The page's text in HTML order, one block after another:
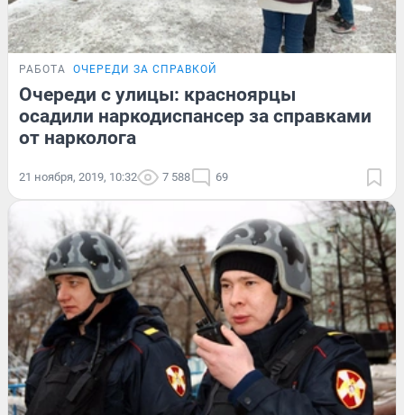
РАБОТА ОЧЕРЕДИ ЗА СПРАВКОЙ
Очереди с улицы: красноярцы
осадили наркодиспансер за справками
от нарколога
21 ноября, 2019, 10:32 7 588 69